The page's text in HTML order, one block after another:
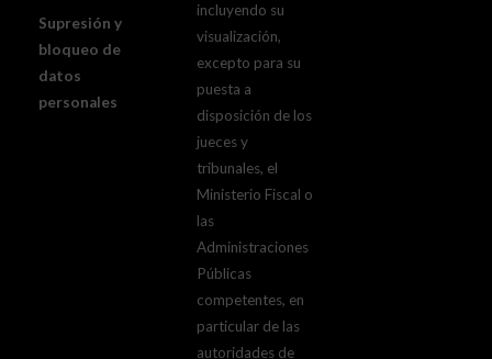
Supresión y
bloqueo de
datos
personales
incluyendo su
visualización,
excepto para su
puesta a
disposición de los
jueces y
tribunales, el
Ministerio Fiscal o
las
Administraciones
Públicas
competentes, en
particular de las
autoridades de